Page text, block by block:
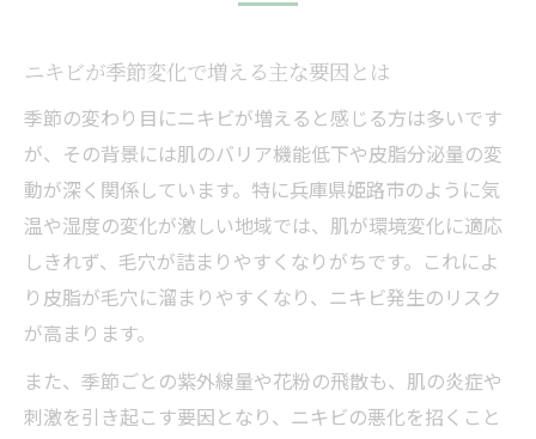
10月のニキビ悪化と環境要素の関連性
気候とニキビ発生の関係を科学的に考察
秋や春に悪化するニキビの対策を知る
季節性ニキビのケア方法と予防ポイント
春秋のニキビ悪化を防ぐ日常習慣を紹介
気温差によるニキビ対策の実践アドバイス
肌コンディション維持のための具体的対策
ニキビ予防に有効なスキンケアルーチン
コンディションを守る季節別スキンケア法
ニキビが季節変化で増える主な要因とは
季節の変わり目にニキビが増えると感じる方は多いです
が、その背景には肌のバリア機能低下や皮脂分泌量の変
動が深く関係しています。特に兵庫県姫路市のように気
温や湿度の変化が激しい地域では、肌が環境変化に適応
しきれず、毛穴が詰まりやすくなりがちです。これによ
り皮脂が毛穴に溜まりやすくなり、ニキビ発生のリスク
が高まります。
また、季節ごとの紫外線量や花粉の飛散も、肌の炎症や
刺激を引き起こす要因となり、ニキビの悪化を招くこと